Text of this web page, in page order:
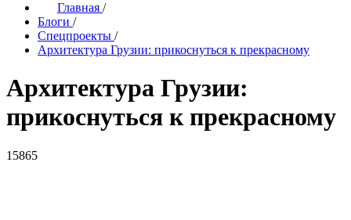
Главная /
Блоги /
Спецпроекты /
Архитектура Грузии: прикоснуться к прекрасному
Архитектура Грузии:
прикоснуться к прекрасному
15865